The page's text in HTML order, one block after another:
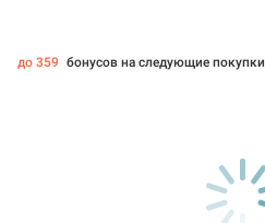
до 359 бонусов на следующие покупки